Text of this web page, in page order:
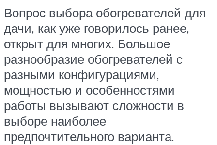
Вопрос выбора обогревателей для
дачи, как уже говорилось ранее,
открыт для многих. Большое
разнообразие обогревателей с
разными конфигурациями,
мощностью и особенностями
работы вызывают сложности в
выборе наиболее
предпочтительного варианта.